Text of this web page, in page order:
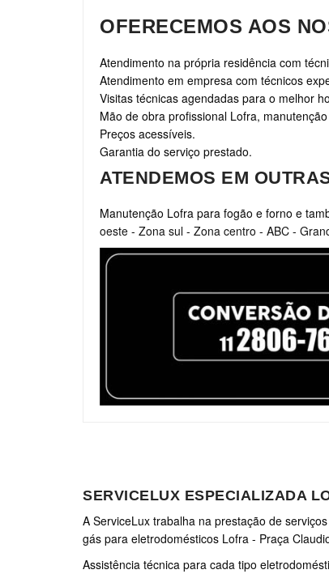
OFERECEMOS AOS
Atendimento na própria residência com
Atendimento em empresa com técnicos
Visitas técnicas agendadas para o melhor
Mão de obra profissional Lofra,
Preços acessíveis.
Garantia do serviço prestado.
ATENDEMOS EM
Manutenção Lofra para fogão e forno e
oeste - Zona sul - Zona centro - ABC -
SERVICELUX ESPECIALIZADA
A ServiceLux trabalha na prestação de
gás para eletrodomésticos Lofra - Praça
Assistência técnica para cada tipo